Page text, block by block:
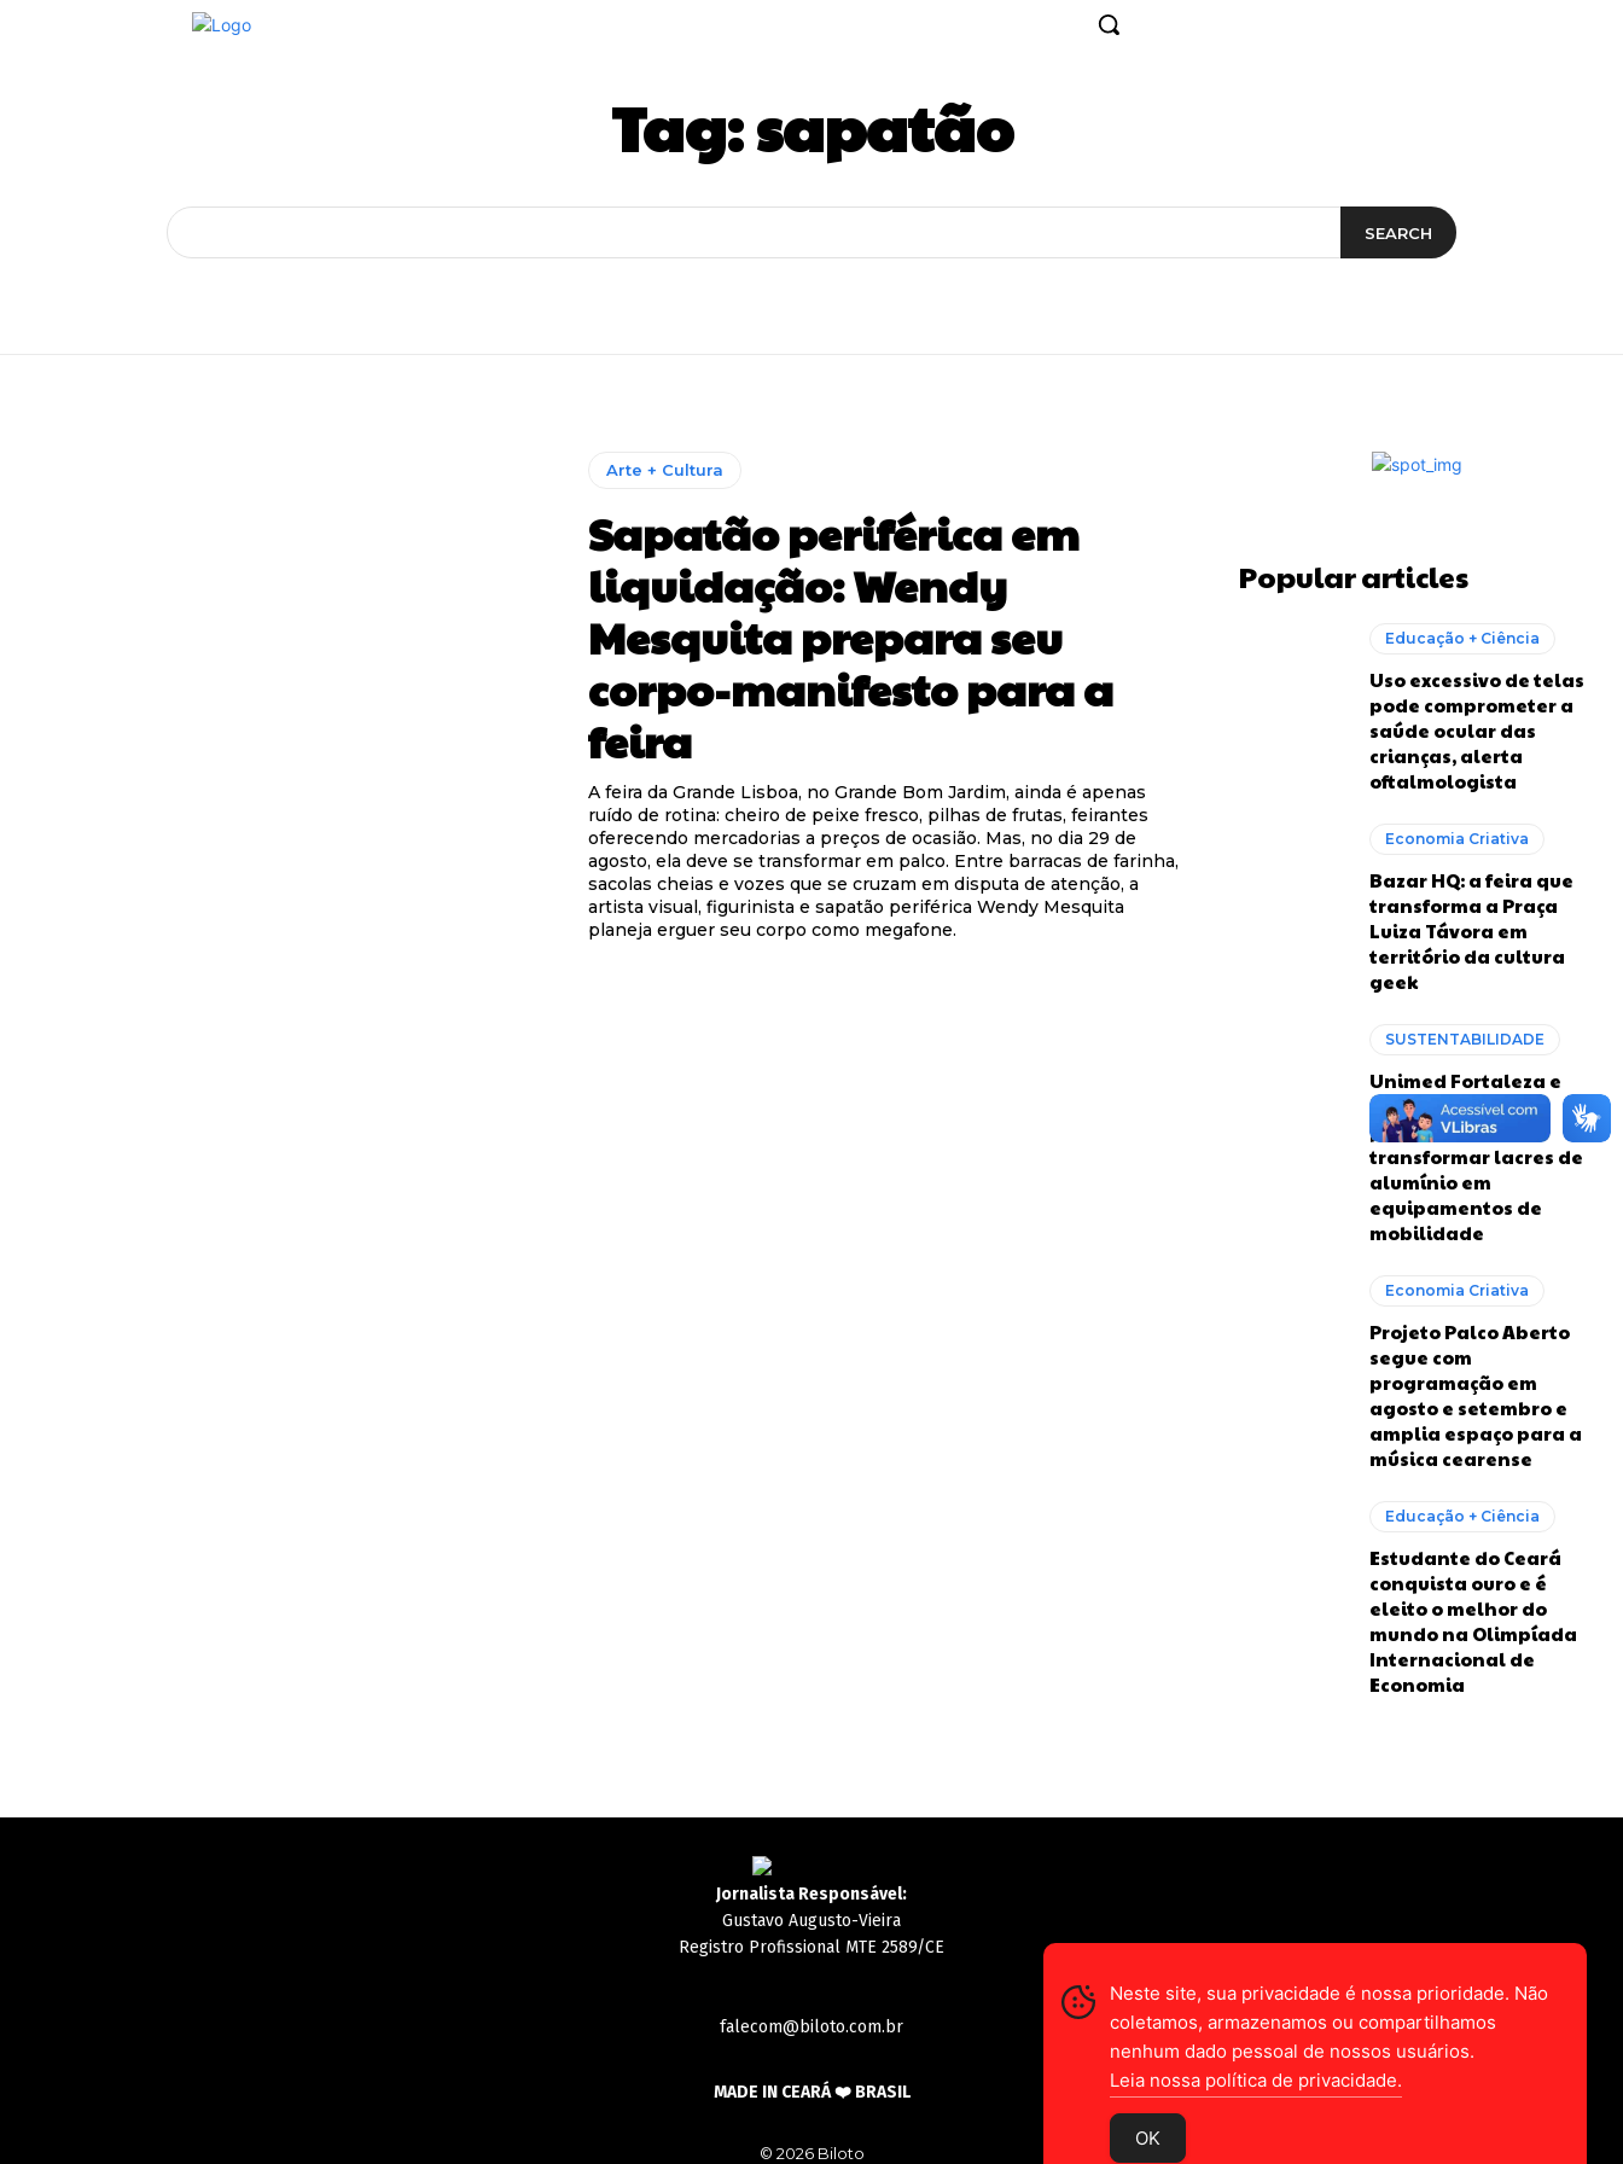
Tag:sapatão
SEARCH
Arte + Cultura
Sapatão periférica em
liquidação: Wendy
Mesquita prepara seu
corpo-manifesto para a
feira
A feira da Grande Lisboa, no Grande Bom Jardim, ainda é apenas
ruído de rotina: cheiro de peixe fresco, pilhas de frutas, feirantes
oferecendo mercadorias a preços de ocasião. Mas, no dia 29 de
agosto, ela deve se transformar em palco. Entre barracas de farinha,
sacolas cheias e vozes que se cruzam em disputa de atenção, a
artista visual, figurinista e sapatão periférica Wendy Mesquita
planeja erguer seu corpo como megafone.
Popular articles
Educação + Ciência
Uso excessivo de telas
pode comprometer a
saúde ocular das
crianças, alerta
oftalmologista
Economia Criativa
Bazar HQ: a feira que
transforma a Praça
Luiza Távora em
território da cultura
geek
SUSTENTABILIDADE
Unimed Fortaleza e
RioMar firmam
parceria para
transformar lacres de
alumínio em
equipamentos de
mobilidade
Economia Criativa
Projeto Palco Aberto
segue com
programação em
agosto e setembro e
amplia espaço para a
música cearense
Educação + Ciência
Estudante do Ceará
conquista ouro e é
eleito o melhor do
mundo na Olimpíada
Internacional de
Economia
Jornalista Responsável:
Gustavo Augusto-Vieira
Registro Profissional MTE 2589/CE
falecom@biloto.com.br
MADE IN CEARÁ ❤️ BRASIL
© 2026 Biloto
Neste site, sua privacidade é nossa prioridade. Não
coletamos, armazenamos ou compartilhamos
nenhum dado pessoal de nossos usuários.
Leia nossa política de privacidade.
OK